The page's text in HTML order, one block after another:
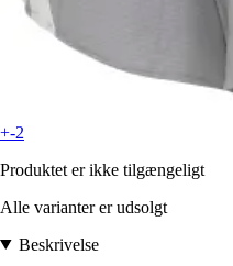
+-2
Produktet er ikke tilgængeligt
Alle varianter er udsolgt
Beskrivelse